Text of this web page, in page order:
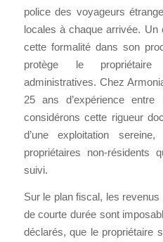
police des voyageurs
locales à chaque arrivée. Un
cette formalité dans son
protège le propriétaire
administratives. Chez
25 ans d’expérience
considérons cette rigueur
d’une exploitation
propriétaires non-résidents
suivi.
Sur le plan fiscal, les revenus
de courte durée sont
déclarés, que le propriétaire